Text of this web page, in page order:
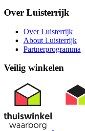
Over Luisterrijk
Over Luisterrijk
About Luisterrijk
Partnerprogramma
Veilig winkelen